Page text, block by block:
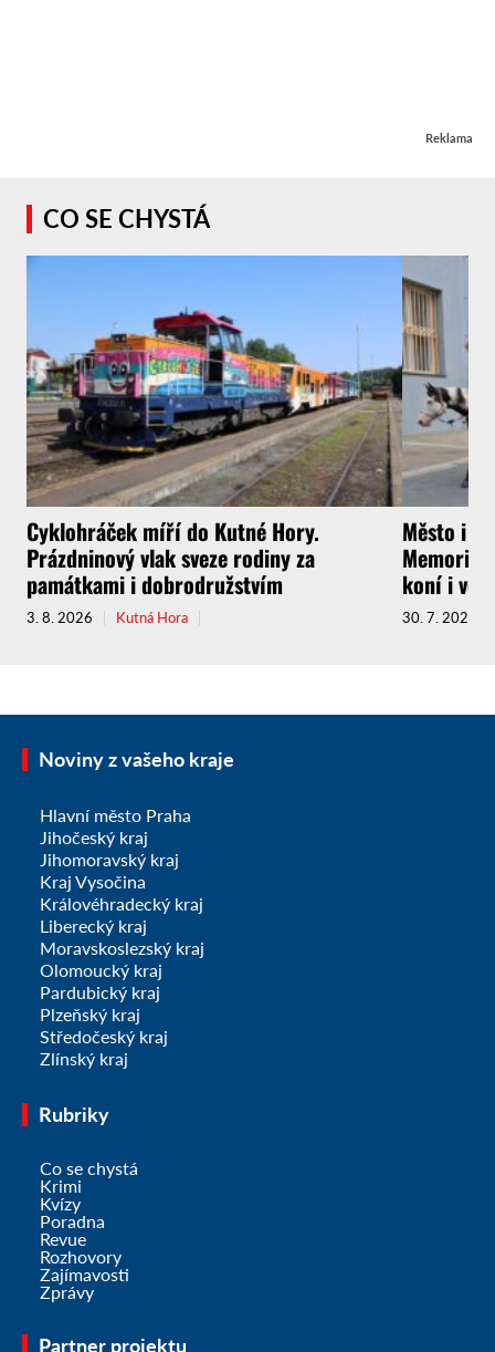
Reklama
CO SE CHYSTÁ
Cyklohráček míří do Kutné Hory.
Prázdninový vlak sveze rodiny za
památkami i dobrodružstvím
3. 8. 2026 Kutná Hora
Město i
Memoriál
koní i
30. 7. 2026
Noviny z vašeho kraje
Hlavní město Praha
Jihočeský kraj
Jihomoravský kraj
Kraj Vysočina
Královéhradecký kraj
Liberecký kraj
Moravskoslezský kraj
Olomoucký kraj
Pardubický kraj
Plzeňský kraj
Středočeský kraj
Zlínský kraj
Rubriky
Co se chystá
Krimi
Kvízy
Poradna
Revue
Rozhovory
Zajímavosti
Zprávy
Partner projektu